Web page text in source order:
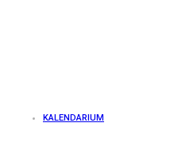
KALENDARIUM